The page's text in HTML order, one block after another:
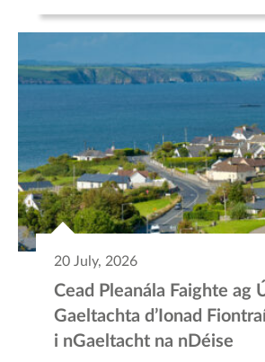
20 July, 2026
Cead Pleanála Faighte ag
Gaeltachta d’Ionad
i nGaeltacht na nDéise